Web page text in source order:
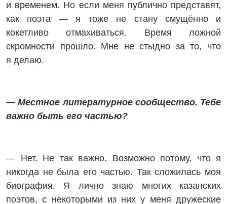
и временем. Но если меня публично представят,
как поэта — я тоже не стану смущённо и
кокетливо отмахиваться. Время ложной
скромности прошло. Мне не стыдно за то, что
я делаю.
— Местное литературное сообщество. Тебе
важно быть его частью?
— Нет. Не так важно. Возможно потому, что я
никогда не была его частью. Так сложилась моя
биография. Я лично знаю многих казанских
поэтов, с некоторыми из них у меня дружеские